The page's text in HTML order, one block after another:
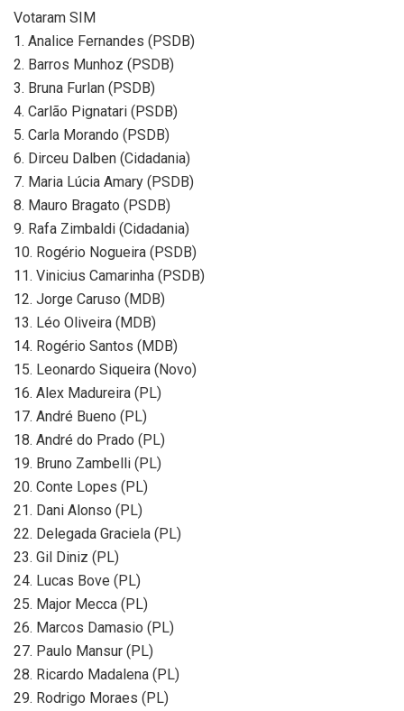
Votaram SIM
1. Analice Fernandes (PSDB)
2. Barros Munhoz (PSDB)
3. Bruna Furlan (PSDB)
4. Carlão Pignatari (PSDB)
5. Carla Morando (PSDB)
6. Dirceu Dalben (Cidadania)
7. Maria Lúcia Amary (PSDB)
8. Mauro Bragato (PSDB)
9. Rafa Zimbaldi (Cidadania)
10. Rogério Nogueira (PSDB)
11. Vinicius Camarinha (PSDB)
12. Jorge Caruso (MDB)
13. Léo Oliveira (MDB)
14. Rogério Santos (MDB)
15. Leonardo Siqueira (Novo)
16. Alex Madureira (PL)
17. André Bueno (PL)
18. André do Prado (PL)
19. Bruno Zambelli (PL)
20. Conte Lopes (PL)
21. Dani Alonso (PL)
22. Delegada Graciela (PL)
23. Gil Diniz (PL)
24. Lucas Bove (PL)
25. Major Mecca (PL)
26. Marcos Damasio (PL)
27. Paulo Mansur (PL)
28. Ricardo Madalena (PL)
29. Rodrigo Moraes (PL)